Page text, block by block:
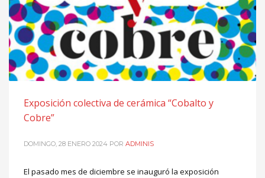
Exposición colectiva de cerámica “Cobalto y
Cobre”
DOMINGO, 28 ENERO 2024 POR ADMINIS
El pasado mes de diciembre se inauguró la exposición